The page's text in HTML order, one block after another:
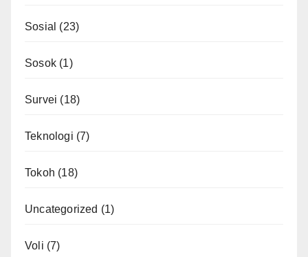
Sosial (23)
Sosok (1)
Survei (18)
Teknologi (7)
Tokoh (18)
Uncategorized (1)
Voli (7)